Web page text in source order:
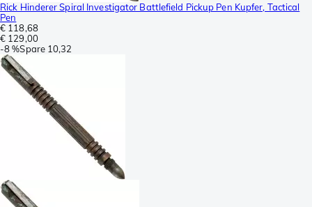
Rick Hinderer Spiral Investigator Battlefield Pickup Pen Kupfer, Tactical
Pen
€ 118,68
€ 129,00
-8 %Spare 10,32